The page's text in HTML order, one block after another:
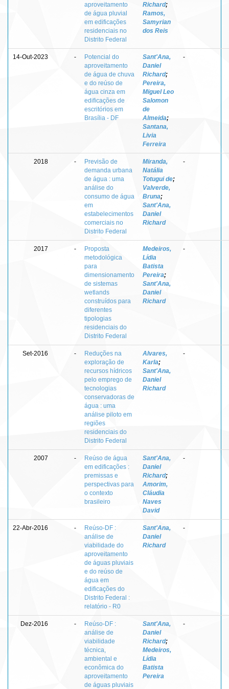
aproveitamento
de água pluvial
em edificações
residenciais no
Distrito Federal
Richard;
Ramos,
Samyrian
dos Reis
14-Out-2023 -
Potencial do
aproveitamento
de água de chuva
e do reúso de
água cinza em
edificações de
escritórios em
Brasília - DF
Sant'Ana,
Daniel
Richard;
Pereira,
Miguel Leo
Salomon
de
Almeida;
Santana,
Livia
Ferreira
-
2018 -
Previsão de
demanda urbana
de água : uma
análise do
consumo de água
em
estabelecimentos
comerciais no
Distrito Federal
Miranda,
Natália
Totugui de;
Valverde,
Bruna;
Sant'Ana,
Daniel
Richard
-
2017 -
Proposta
metodológica
para
dimensionamento
de sistemas
wetlands
construídos para
diferentes
tipologias
residenciais do
Distrito Federal
Medeiros,
Lídia
Batista
Pereira;
Sant'Ana,
Daniel
Richard
-
Set-2016 -
Reduções na
exploração de
recursos hídricos
pelo emprego de
tecnologias
conservadoras de
água : uma
análise piloto em
regiões
residenciais do
Distrito Federal
Alvares,
Karla;
Sant'Ana,
Daniel
Richard
-
2007 -
Reúso de água
em edificações :
premissas e
perspectivas para
o contexto
brasileiro
Sant'Ana,
Daniel
Richard;
Amorim,
Cláudia
Naves
David
-
22-Abr-2016 -
Reúso-DF :
análise de
viabilidade do
aproveitamento
de águas pluviais
e do reúso de
água em
edificações do
Distrito Federal :
relatório - R0
Sant'Ana,
Daniel
Richard
-
Dez-2016 -
Reúso-DF :
análise de
viabilidade
técnica,
ambiental e
econômica do
aproveitamento
de águas pluviais
Sant'Ana,
Daniel
Richard;
Medeiros,
Lídia
Batista
Pereira
-